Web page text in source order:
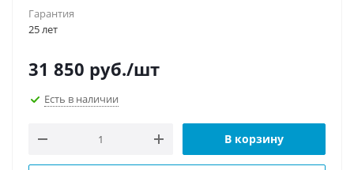
Гарантия
25 лет
31 850 руб./шт
Есть в наличии
В корзину